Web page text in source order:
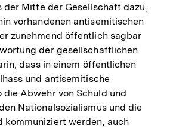
der Mitte der Gesellschaft dazu,
vorhandenen antisemitischen
zunehmend öffentlich sagbar
der gesellschaftlichen
dass in einem öffentlichen
und antisemitische
die Abwehr von Schuld und
Nationalsozialismus und die
kommuniziert werden, auch